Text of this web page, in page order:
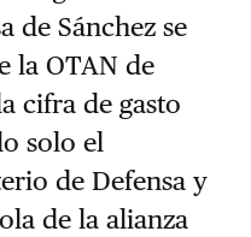
de Sánchez se
la OTAN de
cifra de gasto
solo el
de Defensa y
de la alianza